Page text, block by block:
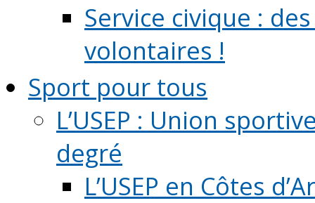
Service civique :
volontaires !
Sport pour tous
L’USEP : Union
degré
L’USEP en Côtes